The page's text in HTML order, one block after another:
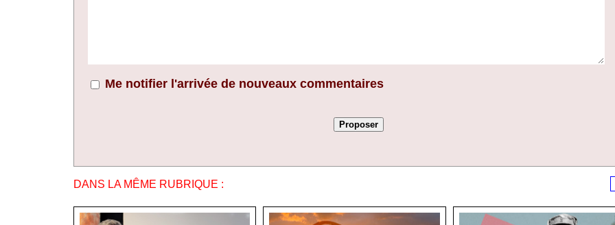
Me notifier l'arrivée de nouveaux commentaires
DANS LA MÊME RUBRIQUE :